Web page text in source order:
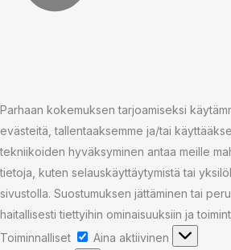
Parhaan kokemuksen tarjoamiseksi
evästeitä, tallentaaksemme ja/tai
tekniikoiden hyväksyminen antaa meille
tietoja, kuten selauskäyttäytymistä tai
sivustolla. Suostumuksen jättäminen tai
haitallisesti tiettyihin ominaisuuksiin ja
Toiminnalliset
Aina aktiivinen